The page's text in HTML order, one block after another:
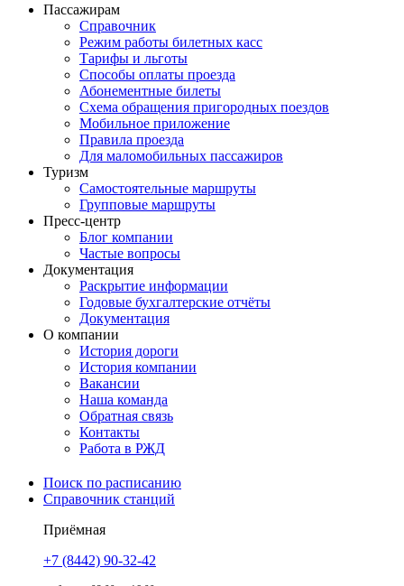
Пассажирам
Справочник
Режим работы билетных касс
Тарифы и льготы
Способы оплаты проезда
Абонементные билеты
Схема обращения пригородных поездов
Мобильное приложение
Правила проезда
Для маломобильных пассажиров
Туризм
Самостоятельные маршруты
Групповые маршруты
Пресс-центр
Блог компании
Частые вопросы
Документация
Раскрытие информации
Годовые бухгалтерские отчёты
Документация
О компании
История дороги
История компании
Вакансии
Наша команда
Обратная связь
Контакты
Работа в РЖД
Поиск по расписанию
Справочник станций
Приёмная
+7 (8442) 90-32-42